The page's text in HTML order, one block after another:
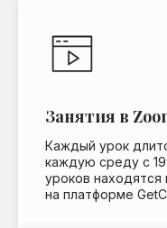
Занятия в
Каждый урок
каждую среду с
уроков находятся
на платформе